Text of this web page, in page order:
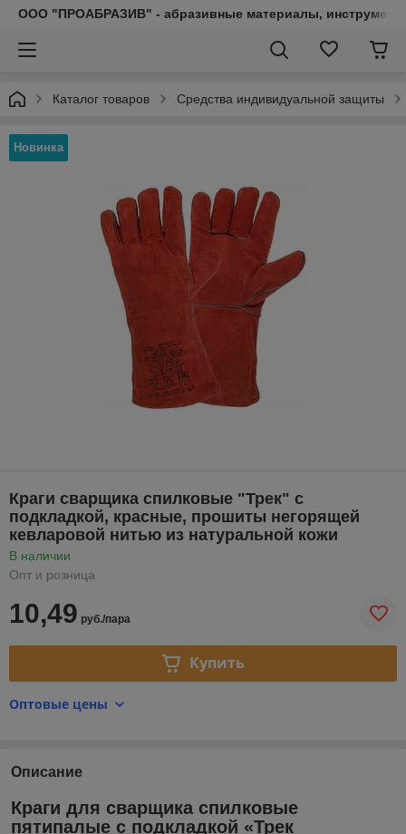
ООО "ПРОАБРАЗИВ" - абразивные материалы, инструмент,
Каталог товаров Средства индивидуальной защиты
Новинка
Краги сварщика спилковые "Трек" с
подкладкой, красные, прошиты негорящей
кевларовой нитью из натуральной кожи
В наличии
Опт и розница
10,49 руб./пара
Купить
Оптовые цены
Описание
Краги для сварщика спилковые
пятипалые с подкладкой «Трек